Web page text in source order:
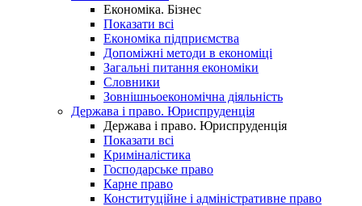
Економіка. Бізнес
Показати всі
Економіка підприємства
Допоміжні методи в економіці
Загальні питання економіки
Словники
Зовнішньоекономічна діяльність
Держава і право. Юриспруденція
Держава і право. Юриспруденція
Показати всі
Криміналістика
Господарське право
Карне право
Конституційне і адміністративне право